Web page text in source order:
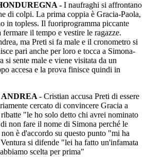
- I naufraghi si affrontano
di colpi. La prima coppia è Gracia-Paola,
in topless. Il fuoriprogramma piccante
il tempo e vestire le ragazze.
ma Preti si fa male e il cronometro si
pari anche per loro e tocca a Simona-
si sente male e viene visitata da un
accesa e la prova finisce quindi in
- Cristian accusa Preti di essere
cercato di convincere Gracia a
"le ho solo detto chi avrei nominato
non fare il nome di Simona perché le
è d'accordo su questo punto "mi ha
si difende "lei ha fatto un'infamata
scelta per prima"